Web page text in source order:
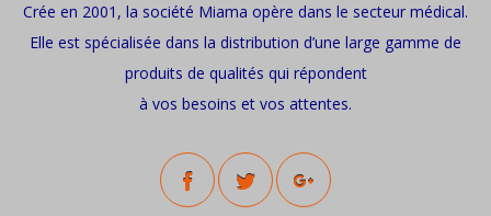
Crée en 2001, la société Miama opère dans le secteur médical.
Elle est spécialisée dans la distribution d’une large gamme de
produits de qualités qui répondent
à vos besoins et vos attentes.